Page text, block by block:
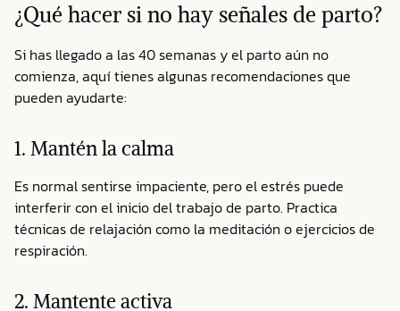
¿Qué hacer si no hay señales de parto?
Si has llegado a las 40 semanas y el parto aún no
comienza, aquí tienes algunas recomendaciones que
pueden ayudarte:
1. Mantén la calma
Es normal sentirse impaciente, pero el estrés puede
interferir con el inicio del trabajo de parto. Practica
técnicas de relajación como la meditación o ejercicios de
respiración.
2. Mantente activa